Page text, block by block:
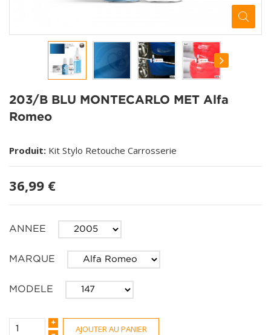
203/B BLU MONTECARLO MET Alfa
Romeo
Produit: Kit Stylo Retouche Carrosserie
36,99 €
ANNEE
MARQUE
MODELE
AJOUTER AU PANIER